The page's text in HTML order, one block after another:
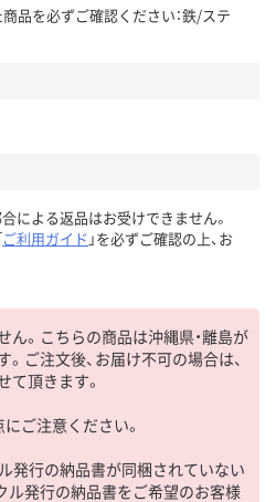
を必ずご確認ください：鉄/ステ
による返品はお受けできません。
ご利用ガイド 」を必ずご確認の上、お
。こちらの商品は沖縄県・離島が
ご注文後、お届け不可の場合は、
て頂きます。
ご注意ください。
発行の納品書が同梱されていない
ル発行の納品書をご希望のお客様